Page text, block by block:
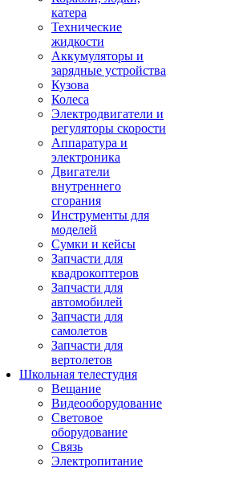
катера
Технические
жидкости
Аккумуляторы и
зарядные устройства
Кузова
Колеса
Электродвигатели и
регуляторы скорости
Аппаратура и
электроника
Двигатели
внутреннего
сгорания
Инструменты для
моделей
Сумки и кейсы
Запчасти для
квадрокоптеров
Запчасти для
автомобилей
Запчасти для
самолетов
Запчасти для
вертолетов
Школьная телестудия
Вещание
Видеооборудование
Световое
оборудование
Связь
Электропитание